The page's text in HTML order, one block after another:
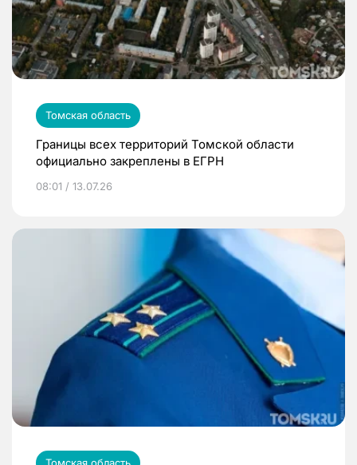
Томская область
Границы всех территорий Томской области
официально закреплены в ЕГРН
08:01 / 13.07.26
Томская область